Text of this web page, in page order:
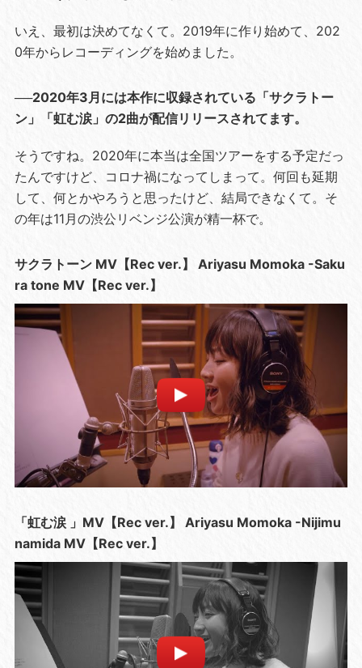
いえ、最初は決めてなくて。2019年に作り始めて、202
0年からレコーディングを始めました。
──2020年3月には本作に収録されている「サクラトー
ン」「虹む涙」の2曲が配信リリースされてます。
そうですね。2020年に本当は全国ツアーをする予定だっ
たんですけど、コロナ禍になってしまって。何回も延期
して、何とかやろうと思ったけど、結局できなくて。そ
の年は11月の渋公リベンジ公演が精一杯で。
サクラトーン MV【Rec ver.】 Ariyasu Momoka -Saku
ra tone MV【Rec ver.】
「虹む涙 」MV【Rec ver.】 Ariyasu Momoka -Nijimu
namida MV【Rec ver.】